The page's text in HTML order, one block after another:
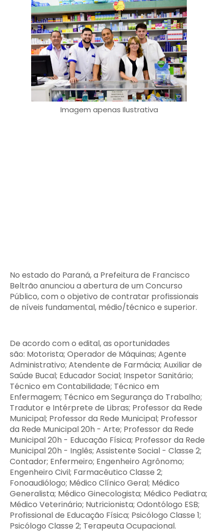
Imagem apenas Ilustrativa
No estado do Paraná, a Prefeitura de Francisco
Beltrão anunciou a abertura de um Concurso
Público, com o objetivo de contratar profissionais
de níveis fundamental, médio/técnico e superior.
De acordo com o edital, as oportunidades
são: Motorista; Operador de Máquinas; Agente
Administrativo; Atendente de Farmácia; Auxiliar de
Saúde Bucal; Educador Social; Inspetor Sanitário;
Técnico em Contabilidade; Técnico em
Enfermagem; Técnico em Segurança do Trabalho;
Tradutor e Intérprete de Libras; Professor da Rede
Municipal; Professor da Rede Municipal; Professor
da Rede Municipal 20h - Arte; Professor da Rede
Municipal 20h - Educação Física; Professor da Rede
Municipal 20h - Inglês; Assistente Social - Classe 2;
Contador; Enfermeiro; Engenheiro Agrônomo;
Engenheiro Civil; Farmacêutico Classe 2;
Fonoaudiólogo; Médico Clínico Geral; Médico
Generalista; Médico Ginecologista; Médico Pediatra;
Médico Veterinário; Nutricionista; Odontólogo ESB;
Profissional de Educação Física; Psicólogo Classe 1;
Psicólogo Classe 2; Terapeuta Ocupacional.